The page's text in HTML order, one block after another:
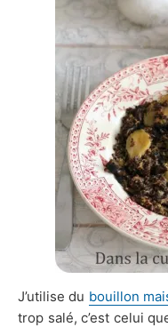
J’utilise du bouillon
trop salé, c’est celui